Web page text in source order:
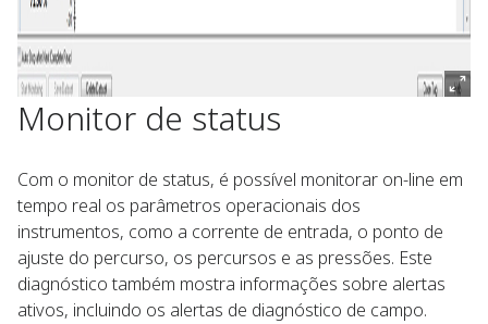
Monitor de status
Com o monitor de status, é possível monitorar on-line em
tempo real os parâmetros operacionais dos
instrumentos, como a corrente de entrada, o ponto de
ajuste do percurso, os percursos e as pressões. Este
diagnóstico também mostra informações sobre alertas
ativos, incluindo os alertas de diagnóstico de campo.